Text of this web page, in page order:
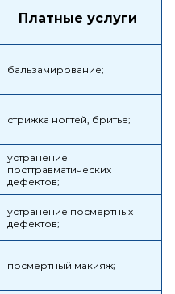
Платные услуги
бальзамирование;
стрижка ногтей, бритье;
устранение
посттравматических
дефектов;
устранение посмертных
дефектов;
посмертный макияж;